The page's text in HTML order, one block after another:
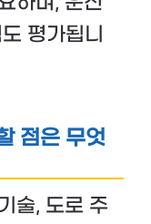
평가됩니
점은 무엇
술, 도로 주